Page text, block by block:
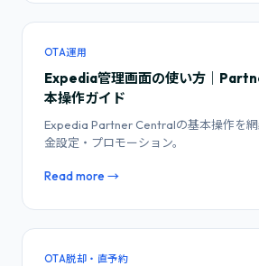
OTA運用
Expedia管理画面の使い方｜
本操作ガイド
Expedia Partner Centralの基本操作を
金設定・プロモーション。
Read more →
OTA脱却・直予約